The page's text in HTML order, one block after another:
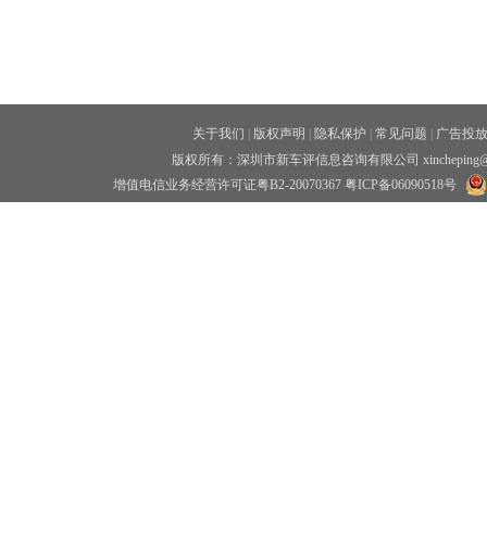
关于我们 版权声明 隐私保护 常见问题
广告投放
版权所有：深圳市新车评信息咨询有限公司
增值电信业务经营许可证粤B2-20070367 粤ICP备06090518号